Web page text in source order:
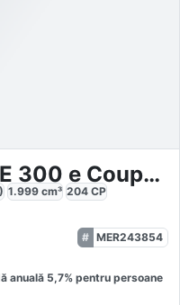
Mercedes-Benz CLE 300 e Coupe AMG
1.999cm³ 204CP
MER243854
anuală 5,7% pentru persoane